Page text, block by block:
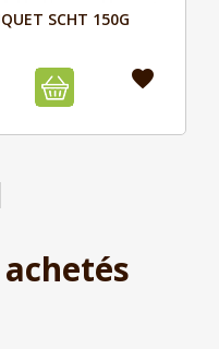
SCHT 150G
favorite